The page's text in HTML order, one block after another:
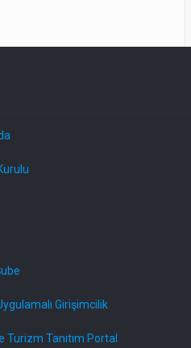
Girişimcilik
Turizm Tanıtım Portal